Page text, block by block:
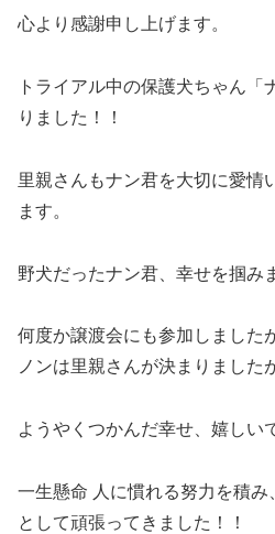
心より感謝申し上げます。
トライアル中の保護犬ちゃん「
りました！！
里親さんもナン君を大切に愛情
ます。
野犬だったナン君、幸せを掴み
何度か譲渡会にも参加しました
ノンは里親さんが決まりました
ようやくつかんだ幸せ、嬉しい
一生懸命 人に慣れる努力を積
として頑張ってきました！！